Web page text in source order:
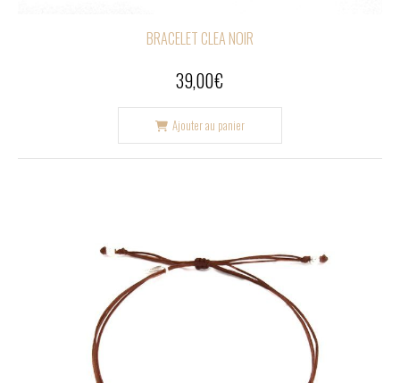
BRACELET CLEA NOIR
39,00€
Ajouter au panier